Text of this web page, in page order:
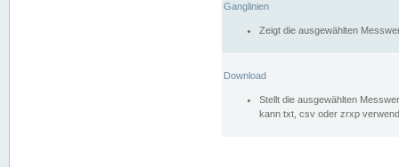
Ganglinien
Zeigt die ausgewählten
Download
Stellt die ausgewählten
kann txt, csv oder zrxp